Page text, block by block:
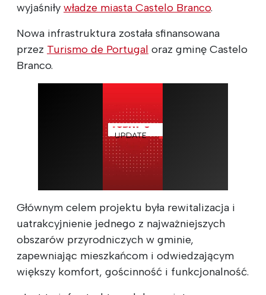
wyjaśniły władze miasta Castelo Branco.
Nowa infrastruktura została sfinansowana
przez Turismo de Portugal oraz gminę Castelo
Branco.
Głównym celem projektu była rewitalizacja i
uatrakcyjnienie jednego z najważniejszych
obszarów przyrodniczych w gminie,
zapewniając mieszkańcom i odwiedzającym
większy komfort, gościnność i funkcjonalność.